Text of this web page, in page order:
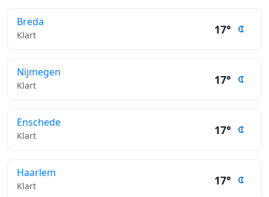
Breda
Klart 17°
Nijmegen
Klart 17°
Enschede
Klart 17°
Haarlem
Klart 17°